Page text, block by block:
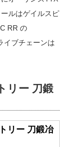
ルはゲイルスピ
RR の
イブチェーンは
リー 刀鍛
リー 刀鍛冶